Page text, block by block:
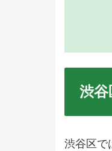
渋谷
渋谷区で